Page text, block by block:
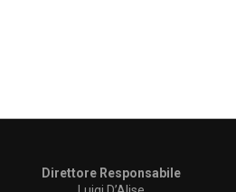
Direttore Responsabile